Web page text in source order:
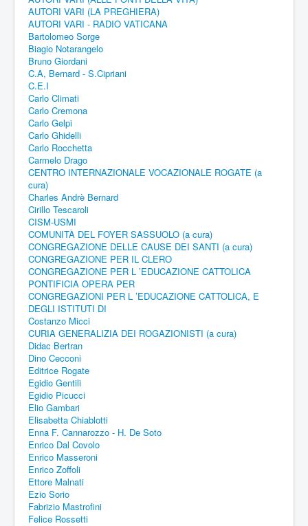
AUTORI VARI (LA PREGHIERA)
AUTORI VARI - RADIO VATICANA
Bartolomeo Sorge
Biagio Notarangelo
Bruno Giordani
C.A, Bernard - S.Cipriani
C.E.I
Carlo Climati
Carlo Cremona
Carlo Gelpi
Carlo Ghidelli
Carlo Rocchetta
Carmelo Drago
CENTRO INTERNAZIONALE VOCAZIONALE ROGATE (a
cura)
Charles Andrè Bernard
Cirillo Tescaroli
CISM-USMI
COMUNITÀ DEL FOYER SASSUOLO (a cura)
CONGREGAZIONE DELLE CAUSE DEI SANTI (a cura)
CONGREGAZIONE PER IL CLERO
CONGREGAZIONE PER L ’EDUCAZIONE CATTOLICA
PONTIFICIA OPERA PER
CONGREGAZIONI PER L ’EDUCAZIONE CATTOLICA, E
DEGLI ISTITUTI DI
Costanzo Micci
CURIA GENERALIZIA DEI ROGAZIONISTI (a cura)
Didac Bertran
Dino Cecconi
Editrice Rogate
Egidio Gentili
Egidio Picucci
Elio Gambari
Elisabetta Chiablotti
Enna F. Cannarozzo - H. De Soto
Enrico Dal Covolo
Enrico Masseroni
Enrico Zoffoli
Ettore Malnati
Ezio Sorio
Fabrizio Mastrofini
Felice Rossetti